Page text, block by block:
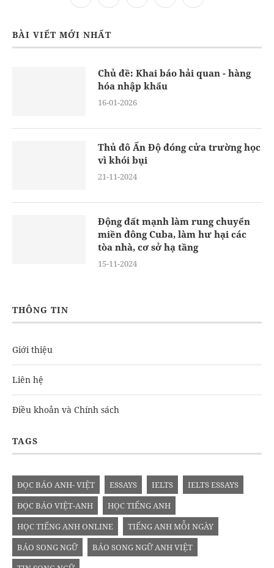
BÀI VIẾT MỚI NHẤT
Chủ đề: Khai báo hải quan - hàng
hóa nhập khẩu
16-01-2026
Thủ đô Ấn Độ đóng cửa trường học
vì khói bụi
21-11-2024
Động đất mạnh làm rung chuyển
miền đông Cuba, làm hư hại các
tòa nhà, cơ sở hạ tầng
15-11-2024
THÔNG TIN
Giới thiệu
Liên hệ
Điều khoản và Chính sách
TAGS
ĐỌC BÁO ANH- VIỆT ESSAYS IELTS
IELTS ESSAYS
ĐỌC BÁO VIỆT-ANH
HỌC TIẾNG ANH
HỌC TIẾNG ANH ONLINE
TIẾNG ANH MỖI NGÀY
BÁO SONG NGỮ
BÁO SONG NGỮ ANH VIỆT